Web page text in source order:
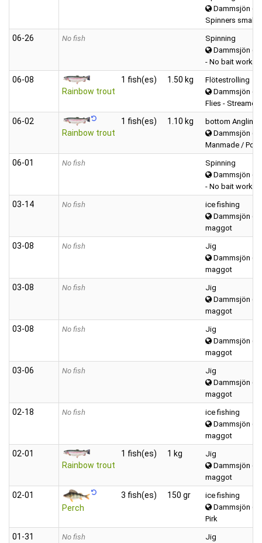
Dammsjön
Spinners small
06‑26 No fish
Spinning
Dammsjön
- No bait
06‑08
Rainbow trout
1 fish(es) 1.50 kg
Flötestrolling
Dammsjön
Flies - Streamers
06‑02
Rainbow trout
1 fish(es) 1.10 kg
bottom Angling
Dammsjön
Manmade /
06‑01 No fish
Spinning
Dammsjön
- No bait
03‑14 No fish
ice fishing
Dammsjön
maggot
03‑08 No fish
Jig
Dammsjön
maggot
03‑08 No fish
Jig
Dammsjön
maggot
03‑08 No fish
Jig
Dammsjön
maggot
03‑06 No fish
Jig
Dammsjön
maggot
02‑18 No fish
ice fishing
Dammsjön
maggot
02‑01
Rainbow trout
1 fish(es) 1 kg
Jig
Dammsjön
maggot
02‑01
Perch
3 fish(es) 150 gr
ice fishing
Dammsjön
Pirk
01‑31 No fish
Jig